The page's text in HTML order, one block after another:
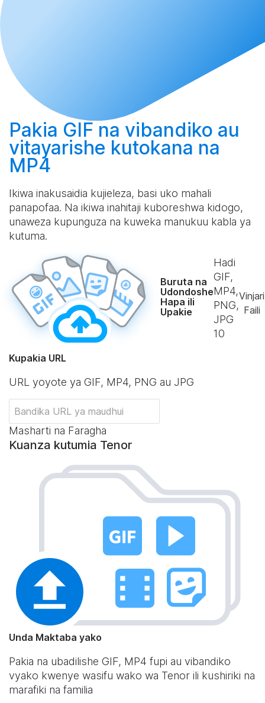
Pakia GIF na vibandiko au
vitayarishe kutokana na
MP4
Ikiwa inakusaidia kujieleza, basi uko mahali
panapofaa. Na ikiwa inahitaji kuboreshwa kidogo,
unaweza kupunguza na kuweka manukuu kabla ya
kutuma.
Buruta na
Udondoshe
Hapa ili
Upakie
Hadi
GIF,
MP4,
PNG,
JPG
10
Vinjari
Faili
Kupakia URL
URL yoyote ya GIF, MP4, PNG au JPG
Masharti na Faragha
Kuanza kutumia Tenor
Unda Maktaba yako
Pakia na ubadilishe GIF, MP4 fupi au vibandiko
vyako kwenye wasifu wako wa Tenor ili kushiriki na
marafiki na familia